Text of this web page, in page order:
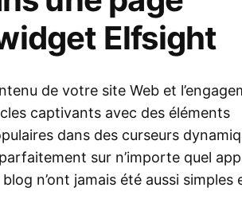
Elfsight
de votre site Web et
captivants avec des éléments
dans des curseurs
sur n’importe quel
n’ont jamais été aussi simples